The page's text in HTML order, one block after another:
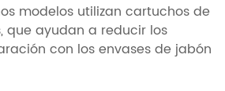
modelos utilizan cartuchos de
que ayudan a reducir los
con los envases de jabón